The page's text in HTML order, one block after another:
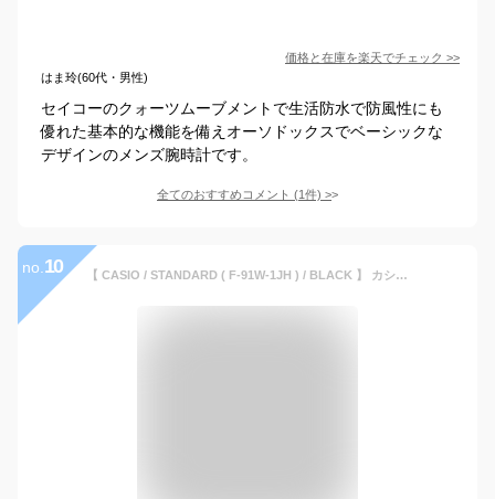
価格と在庫を楽天でチェック >>
はま玲(60代・男性)
セイコーのクォーツムーブメントで生活防水で防風性にも
優れた基本的な機能を備えオーソドックスでベーシックな
デザインのメンズ腕時計です。
全てのおすすめコメント (1件) >
no. 10 【 CASIO / STANDARD ( F-91W-1JH ) / BLACK 】 カシオ スタンダード チープカシオ チプカシ 時計 腕時計 ウォッチ ブラック 黒